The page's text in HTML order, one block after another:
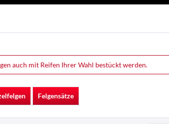
auch mit Reifen Ihrer Wahl bestückt werden.
Felgensätze